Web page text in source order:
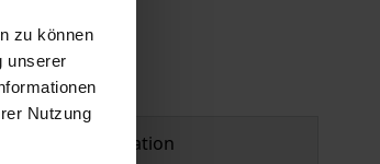
zu können
unserer
Nutzung
safety information